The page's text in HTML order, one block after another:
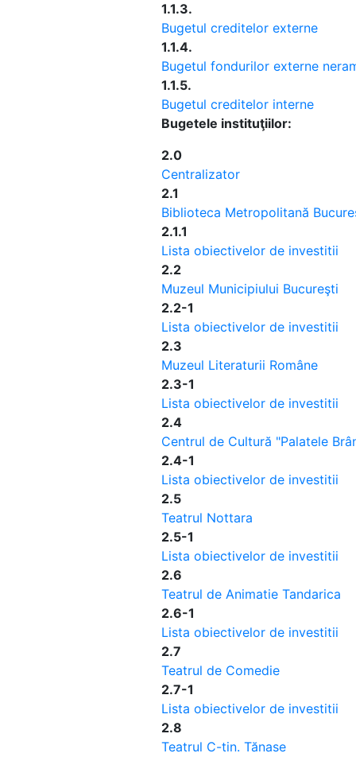
1.1.3.
Bugetul creditelor externe
1.1.4.
Bugetul fondurilor externe
1.1.5.
Bugetul creditelor interne
Bugetele instituţiilor:
2.0
Centralizator
2.1
Biblioteca Metropolitană
2.1.1
Lista obiectivelor de investitii
2.2
Muzeul Municipiului Bucureşti
2.2-1
Lista obiectivelor de investitii
2.3
Muzeul Literaturii Române
2.3-1
Lista obiectivelor de investitii
2.4
Centrul de Cultură "Palatele
2.4-1
Lista obiectivelor de investitii
2.5
Teatrul Nottara
2.5-1
Lista obiectivelor de investitii
2.6
Teatrul de Animatie Tandarica
2.6-1
Lista obiectivelor de investitii
2.7
Teatrul de Comedie
2.7-1
Lista obiectivelor de investitii
2.8
Teatrul C-tin. Tănase